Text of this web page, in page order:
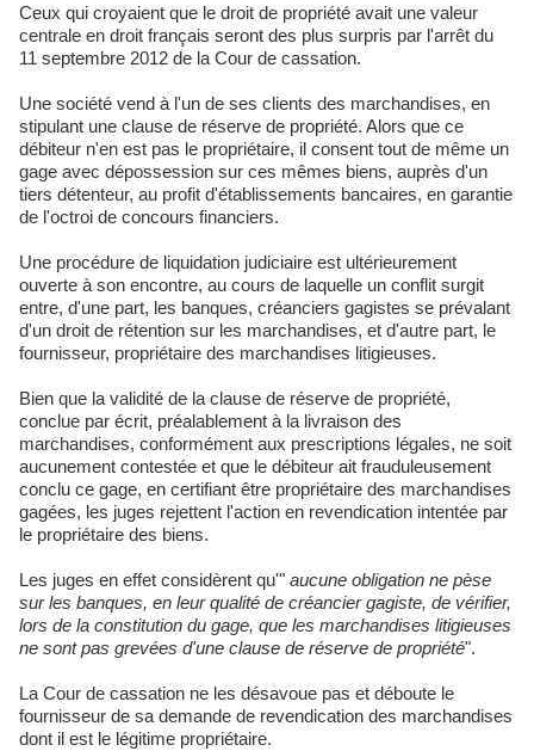
Ceux qui croyaient que le droit de propriété avait une valeur
centrale en droit français seront des plus surpris par l'arrêt du
11 septembre 2012 de la Cour de cassation.
Une société vend à l'un de ses clients des marchandises, en
stipulant une clause de réserve de propriété. Alors que ce
débiteur n'en est pas le propriétaire, il consent tout de même un
gage avec dépossession sur ces mêmes biens, auprès d'un
tiers détenteur, au profit d'établissements bancaires, en garantie
de l'octroi de concours financiers.
Une procédure de liquidation judiciaire est ultérieurement
ouverte à son encontre, au cours de laquelle un conflit surgit
entre, d'une part, les banques, créanciers gagistes se prévalant
d'un droit de rétention sur les marchandises, et d'autre part, le
fournisseur, propriétaire des marchandises litigieuses.
Bien que la validité de la clause de réserve de propriété,
conclue par écrit, préalablement à la livraison des
marchandises, conformément aux prescriptions légales, ne soit
aucunement contestée et que le débiteur ait frauduleusement
conclu ce gage, en certifiant être propriétaire des marchandises
gagées, les juges rejettent l'action en revendication intentée par
le propriétaire des biens.
Les juges en effet considèrent qu'" aucune obligation ne pèse
sur les banques, en leur qualité de créancier gagiste, de vérifier,
lors de la constitution du gage, que les marchandises litigieuses
ne sont pas grevées d'une clause de réserve de propriété".
La Cour de cassation ne les désavoue pas et déboute le
fournisseur de sa demande de revendication des marchandises
dont il est le légitime propriétaire.